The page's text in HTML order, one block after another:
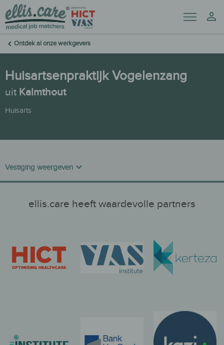
Menu
Ontdek al onze werkgevers
Huisartsenpraktijk Vogelenzang
uit Kalmthout
Huisarts
Vestiging weergeven
ellis.care heeft waardevolle partners